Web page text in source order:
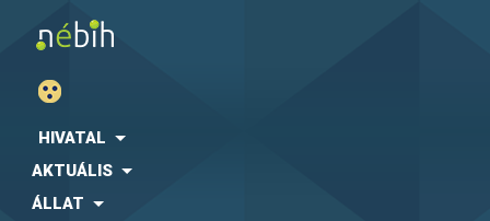
HIVATAL
AKTUÁLIS
ÁLLAT